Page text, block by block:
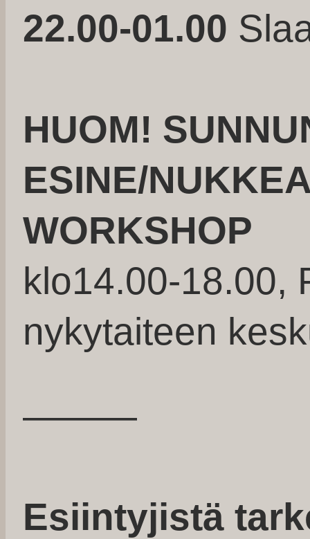
22.00-01.00
HUOM!
ESINE/
WORKSHOP
klo14.00-18.00,
nykytaiteen
———
Esiintyjistä